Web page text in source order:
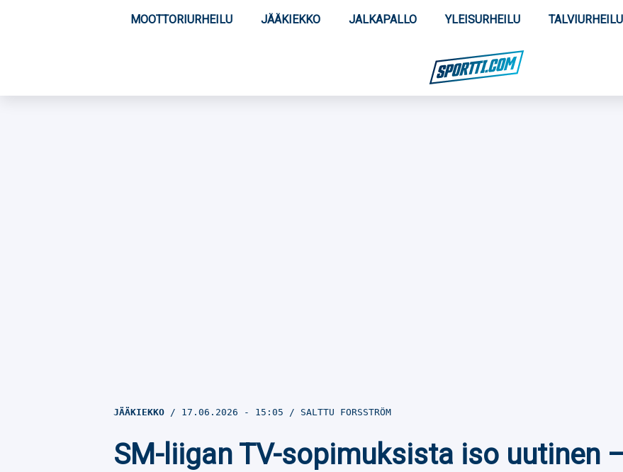
MOOTTORIURHEILU JÄÄKIEKKO JALKAPALLO YLEISURHEILU TALVIURHEILU
JÄÄKIEKKO 17.06.2026 - 15:05 SALTTU FORSSTRÖM
SM-liigan TV-sopimuksista iso uutinen